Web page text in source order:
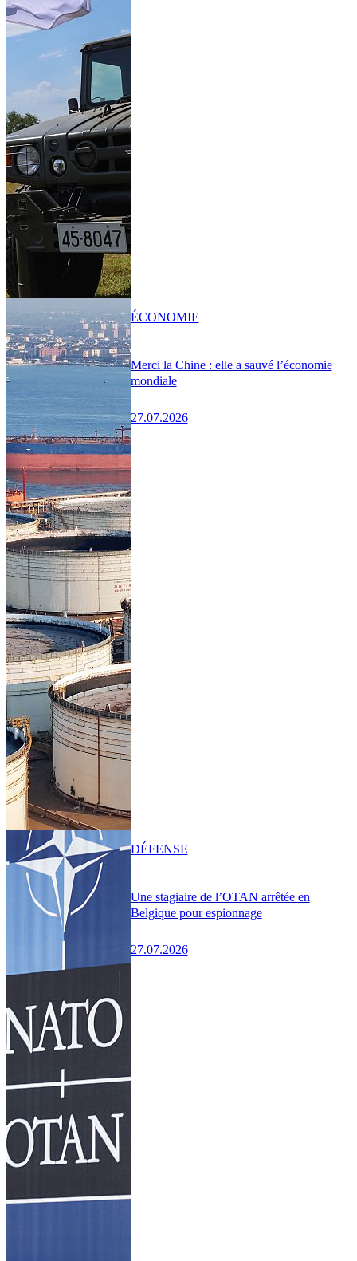
Merci la Chine : elle a sauvé l’économie
mondiale
27.07.2026
ÉCONOMIE
Une stagiaire de l’OTAN arrêtée en
Belgique pour espionnage
27.07.2026
DÉFENSE